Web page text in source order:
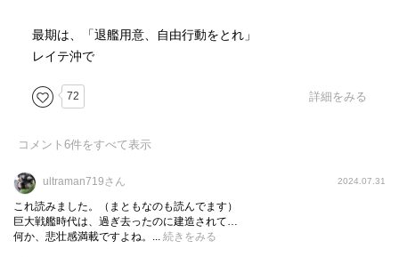
最期は、「退艦用意、自由行動をとれ」
レイテ沖で
72 詳細をみる
コメント 6件をすべて表示
ultraman719さん 2024.07.31
これ読みました。（まともなのも読んでます）
巨大戦艦時代は、過ぎ去ったのに建造されて…
何か、悲壮感満載ですよね。... 続きをみる